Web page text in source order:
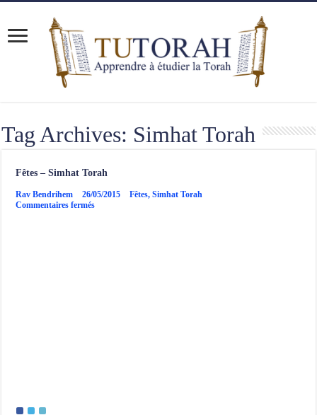
Tag Archives: Simhat Torah
Fêtes – Simhat Torah
Rav Bendrihem 26/05/2015 Fêtes,Simhat Torah
Commentaires ferméssur